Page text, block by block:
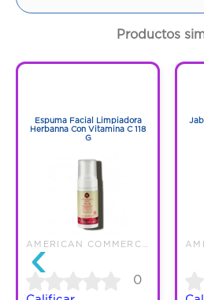
Productos
‹
Espuma Facial Limpiadora
Herbanna Con Vitamina C 118
G
0